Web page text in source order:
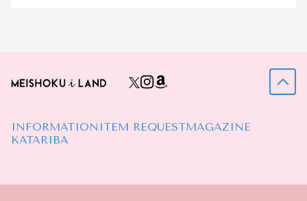
INFORMATION ITEM REQUESTMAGAZINE
KATARIBA